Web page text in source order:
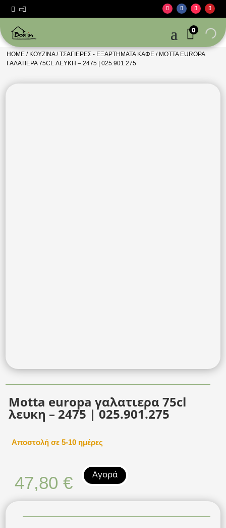
 
0
HOME / ΚΟΥΖΊΝΑ/ΤΣΑΓΙΈΡΕΣ - ΕΞΑΡΤΉΜΑΤΑ ΚΑΦΈ / MOTTA EUROPA
ΓΑΛΑΤΙΕΡΑ 75CL ΛΕΥΚΗ – 2475 | 025.901.275
Motta europa γαλατιερα 75cl
λευκη – 2475 | 025.901.275
Αποστολή σε 5-10 ημέρες
47,80€ Αγορά